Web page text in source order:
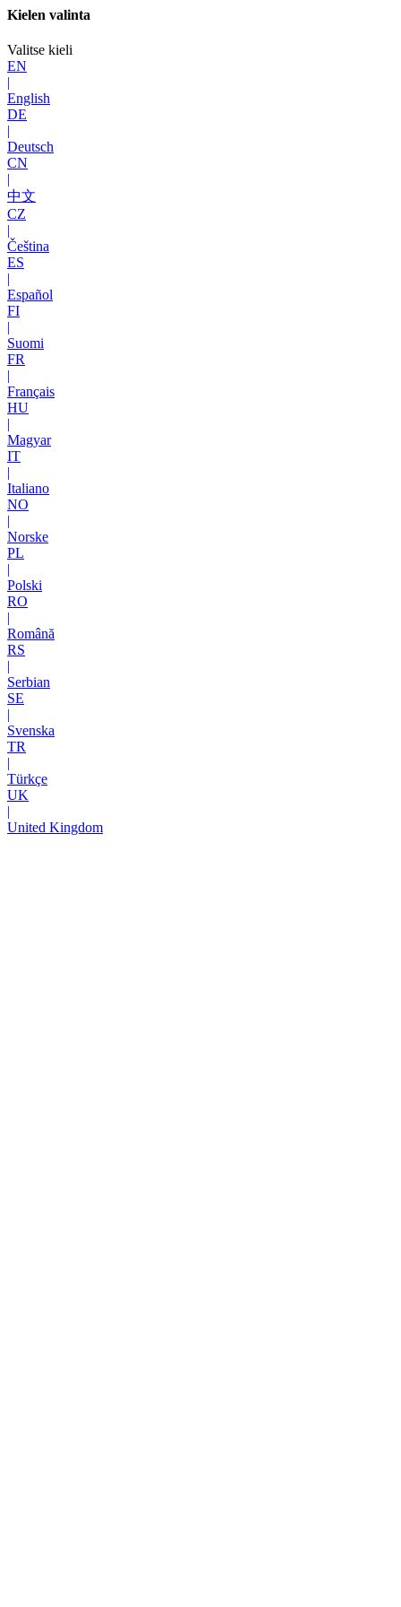
Kielen valinta
Valitse kieli
EN
|
English
DE
|
Deutsch
CN
|
中文
CZ
|
Čeština
ES
|
Español
FI
|
Suomi
FR
|
Français
HU
|
Magyar
IT
|
Italiano
NO
|
Norske
PL
|
Polski
RO
|
Română
RS
|
Serbian
SE
|
Svenska
TR
|
Türkçe
UK
|
United Kingdom